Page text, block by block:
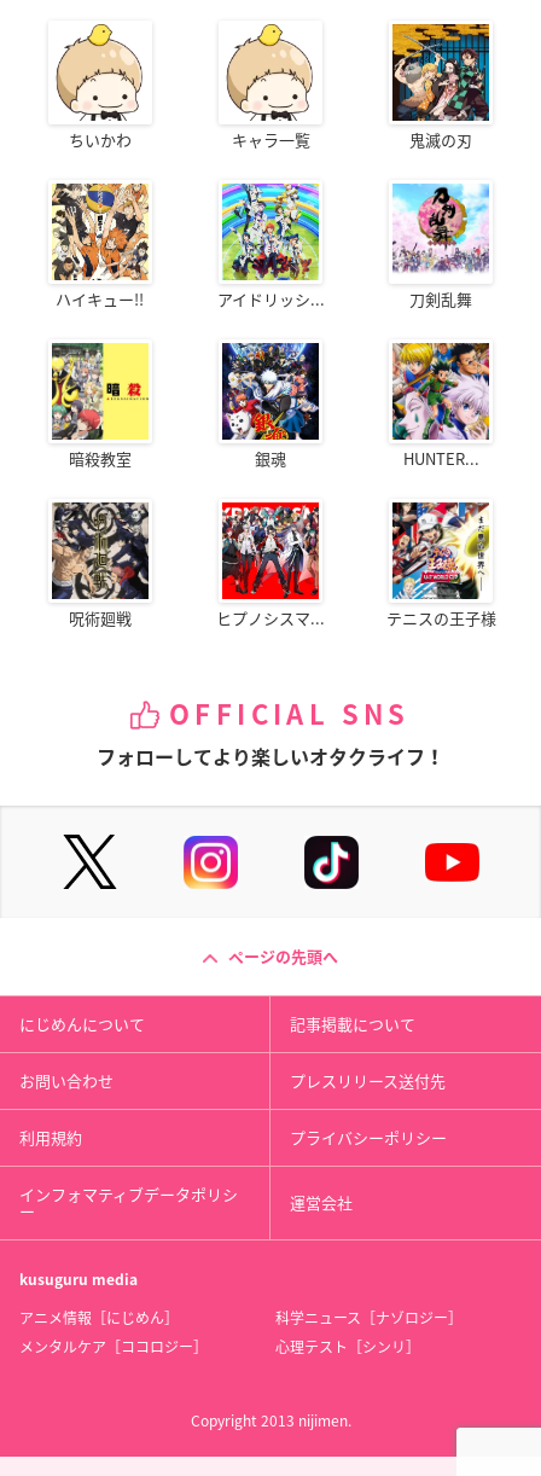
ちいかわ キャラ一覧 鬼滅の刃
ハイキュー!! アイドリッシ... 刀剣乱舞
暗殺教室 銀魂 HUNTER...
呪術廻戦 ヒプノシスマ... テニスの王子様
OFFICIAL SNS
フォローしてより楽しいオタクライフ！
ページの先頭へ
にじめんについて 記事掲載について
お問い合わせ プレスリリース送付先
利用規約 プライバシーポリシー
インフォマティブデータポリシ
ー 運営会社
kusuguru media
アニメ情報［にじめん］
科学ニュース［ナゾロジー］
メンタルケア［ココロジー］
心理テスト［シンリ］
Copyright 2013 nijimen.